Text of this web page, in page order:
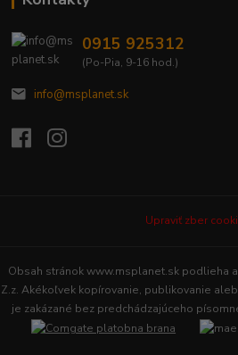
0915 925312
(Po-Pia, 9-16 hod.)
info@msplanet.sk
Upraviť zber
Obsah stránok www.msplanet.sk podlieha
Z.z. Akékoľvek kopírovanie, publikovanie
je zakázané bez predchádzajúceho